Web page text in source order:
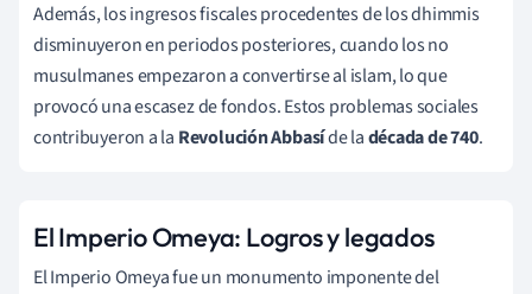
Además, los ingresos fiscales procedentes de los dhimmis
disminuyeron en periodos posteriores, cuando los no
musulmanes empezaron a convertirse al islam, lo que
provocó una escasez de fondos. Estos problemas sociales
contribuyeron a la Revolución Abbasíde ladécada de 740.
El Imperio Omeya: Logros y legados
El Imperio Omeya fue un monumento imponente del